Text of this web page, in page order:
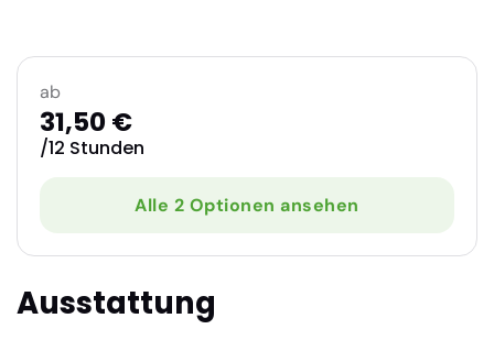
Ausstattung
ab
31,50 €
/12 Stunden
Alle 2 Optionen ansehen